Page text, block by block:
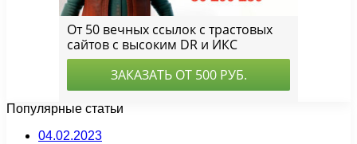
Популярные статьи
04.02.2023